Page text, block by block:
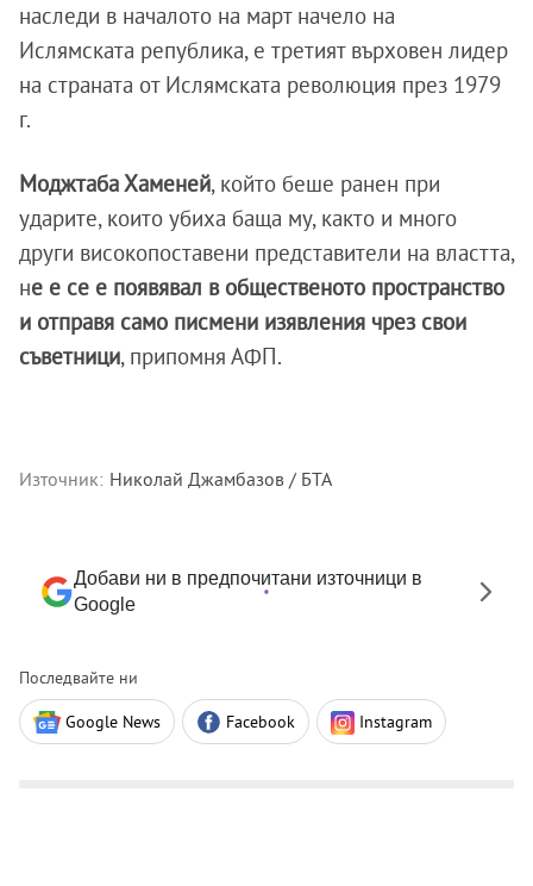
наследи в началото на март начело на
Ислямската република, е третият върховен лидер
на страната от Ислямската революция през 1979
г.
Моджтаба Хаменей, който беше ранен при
ударите, които убиха баща му, както и много
други високопоставени представители на властта,
не е се е появявал в общественото пространство
и отправя само писмени изявления чрез свои
съветници, припомня АФП.
Източник: Николай Джамбазов / БТА
Добави ни в предпочитани източници в
Google
Последвайте ни
Google News Facebook Instagram